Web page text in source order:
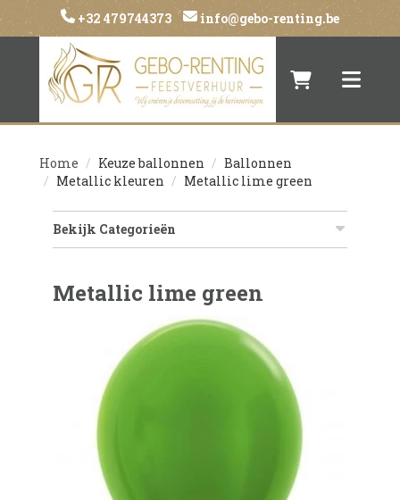
+32 479744373 info@gebo-renting.be
Naar Toggle
Home Keuze ballonnen
Ballonnen
Metallic kleuren
Metallic lime green
Bekijk Categorieën
Metallic lime green